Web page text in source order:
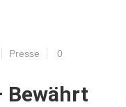
Presse
0
Bewährt